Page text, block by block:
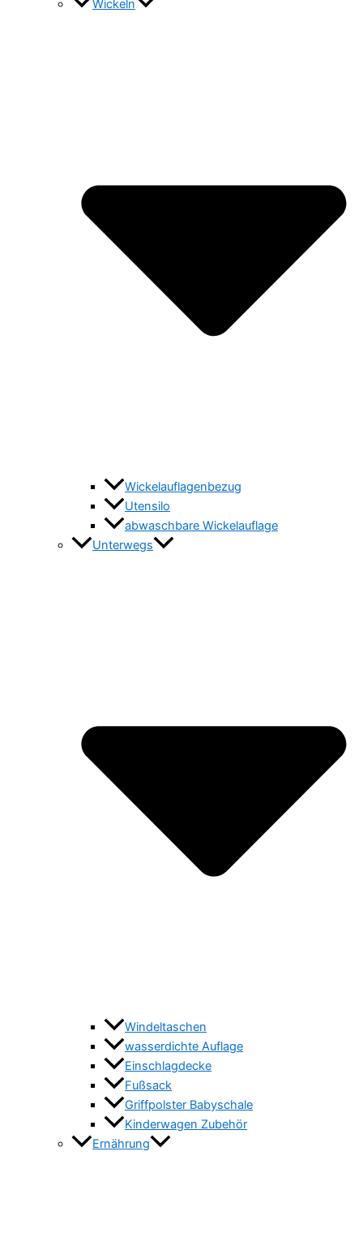
Wickeln
Wickelauflagenbezug
Utensilo
abwaschbare Wickelauflage
Unterwegs
Windeltaschen
wasserdichte Auflage
Einschlagdecke
Fußsack
Griffpolster Babyschale
Kinderwagen Zubehör
Ernährung